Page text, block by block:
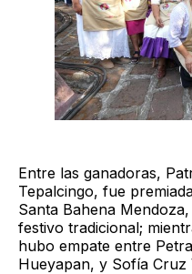
Entre las ganadoras,
Tepalcingo, fue
Santa Bahena
festivo tradicional;
hubo empate entre
Hueyapan, y Sofía Cruz